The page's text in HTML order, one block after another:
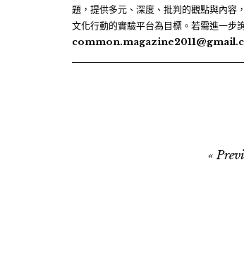
題，提供多元、深度、批判的觀點與內容
文化行動的實驗平台為目標。若需進一步